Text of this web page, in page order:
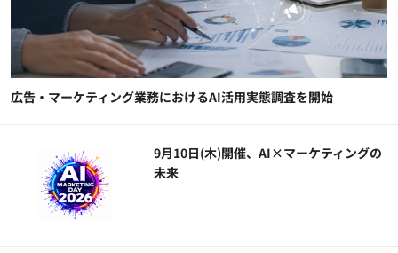
広告・マーケティング業務におけるAI活用実態調査を開始
9月10日(木)開催、AI×マーケティングの
未来